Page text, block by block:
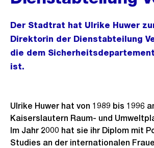
Der Stadtrat hat Ulrike Huwer
Direktorin der Dienstabteilung
die dem
ist.
Ulrike Huwer hat von 1989 bis 1996
Kaiserslautern Raum- und
Im Jahr 2000 hat sie ihr Diplom mit
Studies an der internationalen